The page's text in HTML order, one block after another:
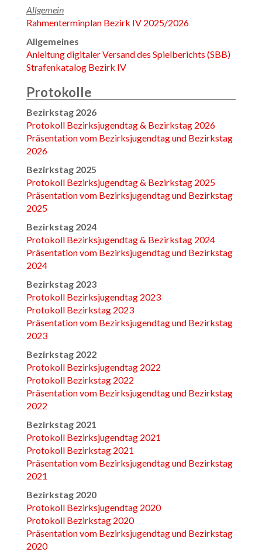
Allgemein
Rahmenterminplan Bezirk IV 2025/2026
Allgemeines
Anleitung digitaler Versand des Spielberichts (SBB)
Strafenkatalog Bezirk IV
Protokolle
Bezirkstag 2026
Protokoll Bezirksjugendtag & Bezirkstag 2026
Präsentation vom Bezirksjugendtag und Bezirkstag
2026
Bezirkstag 2025
Protokoll Bezirksjugendtag & Bezirkstag 2025
Präsentation vom Bezirksjugendtag und Bezirkstag
2025
Bezirkstag 2024
Protokoll Bezirksjugendtag & Bezirkstag 2024
Präsentation vom Bezirksjugendtag und Bezirkstag
2024
Bezirkstag 2023
Protokoll Bezirksjugendtag 2023
Protokoll Bezirkstag 2023
Präsentation vom Bezirksjugendtag und Bezirkstag
2023
Bezirkstag 2022
Protokoll Bezirksjugendtag 2022
Protokoll Bezirkstag 2022
Präsentation vom Bezirksjugendtag und Bezirkstag
2022
Bezirkstag 2021
Protokoll Bezirksjugendtag 2021
Protokoll Bezirkstag 2021
Präsentation vom Bezirksjugendtag und Bezirkstag
2021
Bezirkstag 2020
Protokoll Bezirksjugendtag 2020
Protokoll Bezirkstag 2020
Präsentation vom Bezirksjugendtag und Bezirkstag
2020